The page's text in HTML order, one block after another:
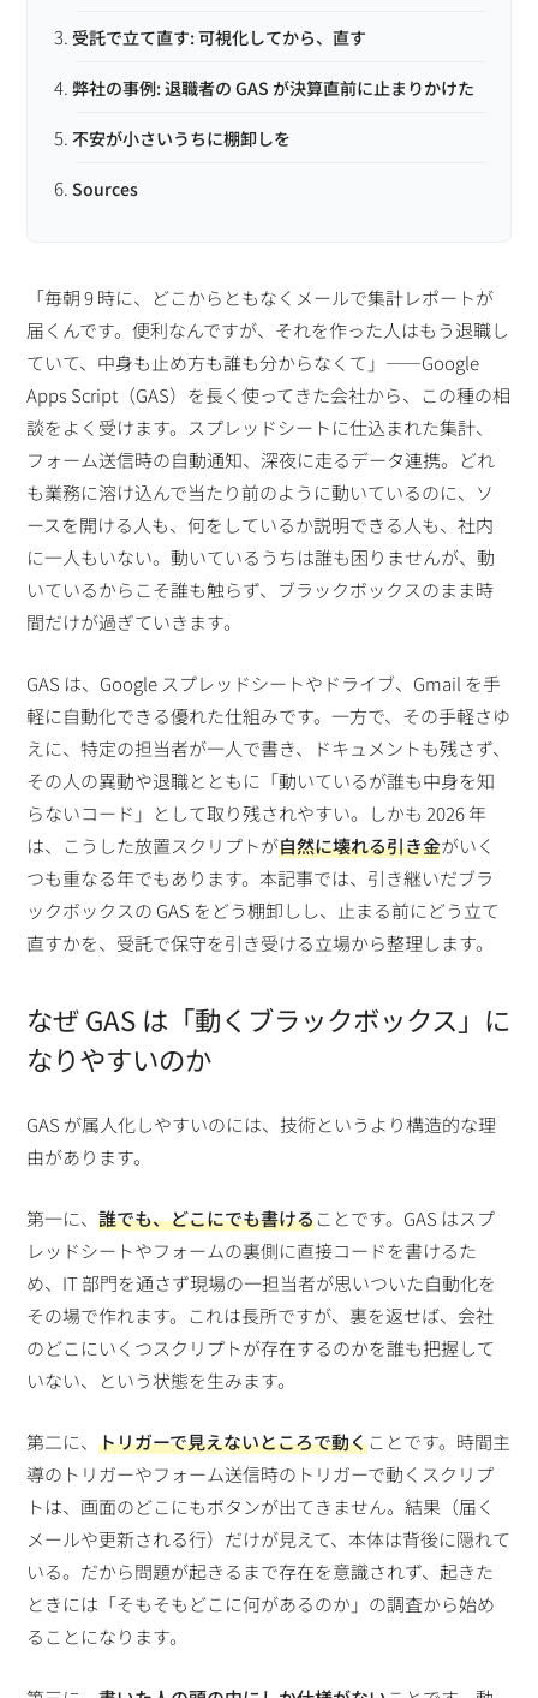
受託で立て直す: 可視化してから、直す
弊社の事例: 退職者の GAS が決算直前に止まりかけた
不安が小さいうちに棚卸しを
Sources
「毎朝 9 時に、どこからともなくメールで集計レポートが
届くんです。便利なんですが、それを作った人はもう退職し
ていて、中身も止め方も誰も分からなくて」——Google
Apps Script（GAS）を長く使ってきた会社から、この種の相
談をよく受けます。スプレッドシートに仕込まれた集計、
フォーム送信時の自動通知、深夜に走るデータ連携。どれ
も業務に溶け込んで当たり前のように動いているのに、ソ
ースを開ける人も、何をしているか説明できる人も、社内
に一人もいない。動いているうちは誰も困りませんが、動
いているからこそ誰も触らず、ブラックボックスのまま時
間だけが過ぎていきます。
GAS は、Google スプレッドシートやドライブ、Gmail を手
軽に自動化できる優れた仕組みです。一方で、その手軽さゆ
えに、特定の担当者が一人で書き、ドキュメントも残さず、
その人の異動や退職とともに「動いているが誰も中身を知
らないコード」として取り残されやすい。しかも 2026 年
は、こうした放置スクリプトが自然に壊れる引き金がいく
つも重なる年でもあります。本記事では、引き継いだブラ
ックボックスの GAS をどう棚卸しし、止まる前にどう立て
直すかを、受託で保守を引き受ける立場から整理します。
なぜ GAS は「動くブラックボックス」に
なりやすいのか
GAS が属人化しやすいのには、技術というより構造的な理
由があります。
第一に、誰でも、どこにでも書けることです。GAS はスプ
レッドシートやフォームの裏側に直接コードを書けるた
め、IT 部門を通さず現場の一担当者が思いついた自動化を
その場で作れます。これは長所ですが、裏を返せば、会社
のどこにいくつスクリプトが存在するのかを誰も把握して
いない、という状態を生みます。
第二に、トリガーで見えないところで動くことです。時間主
導のトリガーやフォーム送信時のトリガーで動くスクリプ
トは、画面のどこにもボタンが出てきません。結果（届く
メールや更新される行）だけが見えて、本体は背後に隠れて
いる。だから問題が起きるまで存在を意識されず、起きた
ときには「そもそもどこに何があるのか」の調査から始め
ることになります。